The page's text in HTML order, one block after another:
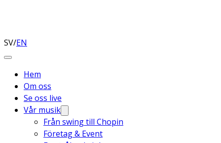
SV/EN
Hem
Om oss
Se oss live
Vår musik
Från swing till Chopin
Företag & Event